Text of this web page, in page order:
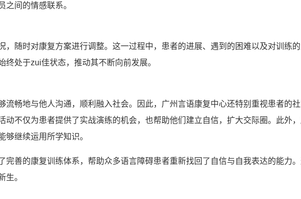
之间的情感联系。
，随时对康复方案进行调整。这一过程中，患者的进展、遇到的困难以及对训练
终处于zui佳状态，推动其不断向前发展。
流畅地与他人沟通，顺利融入社会。因此，广州言语康复中心还特别重视患者的
动不仅为患者提供了实战演练的机会，也帮助他们建立自信，扩大交际圈。此外
够继续运用所学知识。
完善的康复训练体系，帮助众多语言障碍患者重新找回了自信与自我表达的能力
生。